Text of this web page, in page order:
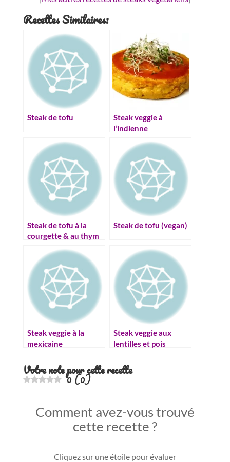
Recettes Similaires:
Steak de tofu
Steak veggie à
l’indienne
Steak de tofu à la
courgette & au thym
Steak de tofu (vegan)
Steak veggie à la
mexicaine
Steak veggie aux
lentilles et pois
Votre note pour cette recette
0(0)
Comment avez-vous trouvé
cette recette ?
Cliquez sur une étoile pour évaluer